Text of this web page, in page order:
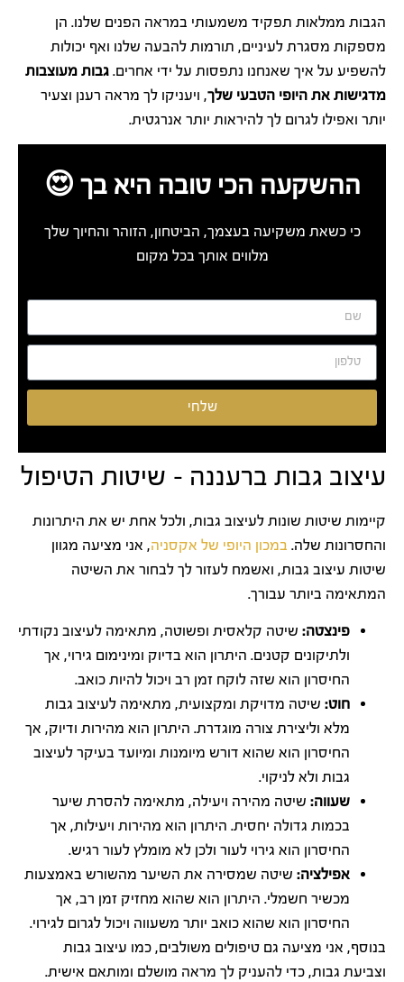
הגבות ממלאות תפקיד משמעותי במראה הפנים שלנו. הן
מספקות מסגרת לעיניים, תורמות להבעה שלנו ואף יכולות
להשפיע על איך שאנחנו נתפסות על ידי אחרים. גבות מעוצבות
מדגישות את היופי הטבעי שלך, ויעניקו לך מראה רענן וצעיר
יותר ואפילו לגרום לך להיראות יותר אנרגטית.
ההשקעה הכי טובה היא בך 😍
כי כשאת משקיעה בעצמך, הביטחון, הזוהר והחיוך שלך
מלווים אותך בכל מקום
שלחי
עיצוב גבות ברעננה – שיטות הטיפול
קיימות שיטות שונות לעיצוב גבות, ולכל אחת יש את היתרונות
והחסרונות שלה. במכון היופי של אקסניה, אני מציעה מגוון
שיטות עיצוב גבות, ואשמח לעזור לך לבחור את השיטה
המתאימה ביותר עבורך.
פינצטה: שיטה קלאסית ופשוטה, מתאימה לעיצוב נקודתי
ולתיקונים קטנים. היתרון הוא בדיוק ומינימום גירוי, אך
החיסרון הוא שזה לוקח זמן רב ויכול להיות כואב.
חוט: שיטה מדויקת ומקצועית, מתאימה לעיצוב גבות
מלא וליצירת צורה מוגדרת. היתרון הוא מהירות ודיוק, אך
החיסרון הוא שהוא דורש מיומנות ומיועד בעיקר לעיצוב
גבות ולא לניקוי.
שעווה: שיטה מהירה ויעילה, מתאימה להסרת שיער
בכמות גדולה יחסית. היתרון הוא מהירות ויעילות, אך
החיסרון הוא גירוי לעור ולכן לא מומלץ לעור רגיש.
אפילציה: שיטה שמסירה את השיער מהשורש באמצעות
מכשיר חשמלי. היתרון הוא שהוא מחזיק זמן רב, אך
החיסרון הוא שהוא כואב יותר משעווה ויכול לגרום לגירוי.
בנוסף, אני מציעה גם טיפולים משולבים, כמו עיצוב גבות
וצביעת גבות, כדי להעניק לך מראה מושלם ומותאם אישית.